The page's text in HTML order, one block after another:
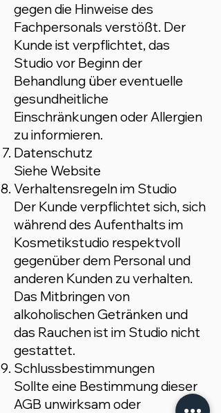
gegen die Hinweise des
Fachpersonals verstößt. Der
Kunde ist verpflichtet, das
Studio vor Beginn der
Behandlung über eventuelle
gesundheitliche
Einschränkungen oder Allergien
zu informieren.
Datenschutz
Siehe Website
Verhaltensregeln im Studio
Der Kunde verpflichtet sich, sich
während des Aufenthalts im
Kosmetikstudio respektvoll
gegenüber dem Personal und
anderen Kunden zu verhalten.
Das Mitbringen von
alkoholischen Getränken und
das Rauchen ist im Studio nicht
gestattet.
Schlussbestimmungen
Sollte eine Bestimmung dieser
AGB unwirksam oder